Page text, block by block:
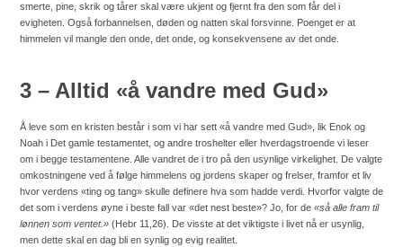
smerte, pine, skrik og tårer skal være ukjent og fjernt fra den som får del i
evigheten. Også forbannelsen, døden og natten skal forsvinne. Poenget er at
himmelen vil mangle den onde, det onde, og konsekvensene av det onde.
3 – Alltid «å vandre med Gud»
Å leve som en kristen består i som vi har sett «å vandre med Gud», lik Enok og
Noah i Det gamle testamentet, og andre troshelter eller hverdagstroende vi leser
om i begge testamentene. Alle vandret de i tro på den usynlige virkelighet. De valgte
omkostningene ved å følge himmelens og jordens skaper og frelser, framfor et liv
hvor verdens «ting og tang» skulle definere hva som hadde verdi. Hvorfor valgte de
det som i verdens øyne i beste fall var «det nest beste»? Jo, for de «så alle fram til
lønnen som ventet.» (Hebr 11,26). De visste at det viktigste i livet nå er usynlig,
men dette skal en dag bli en synlig og evig realitet.